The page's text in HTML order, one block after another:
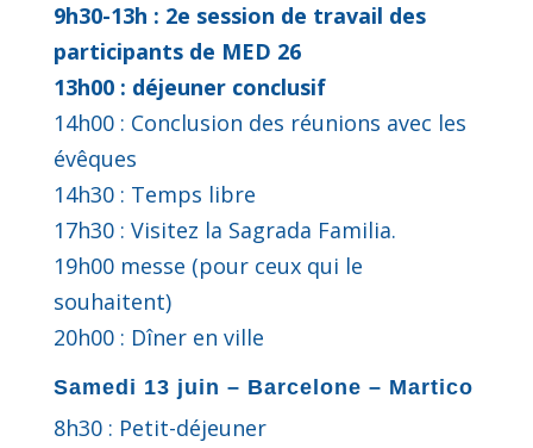
9h30-13h : 2e session de travail des
participants de MED 26
13h00 : déjeuner conclusif
14h00 : Conclusion des réunions avec les
évêques
14h30 : Temps libre
17h30 : Visitez la Sagrada Familia.
19h00 messe (pour ceux qui le
souhaitent)
20h00 : Dîner en ville
Samedi 13 juin – Barcelone – Martico
8h30 : Petit-déjeuner